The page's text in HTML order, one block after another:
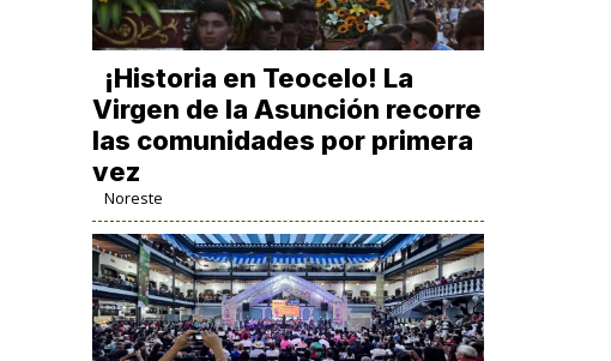
​¡Historia en Teocelo! La
Virgen de la Asunción recorre
las comunidades por primera
vez
Noreste